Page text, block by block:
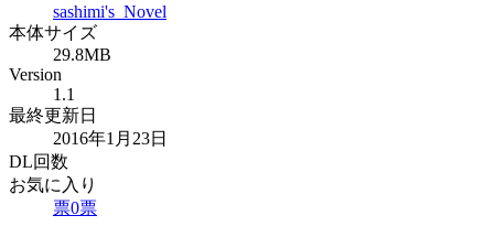
sashimi's_Novel
本体サイズ
29.8MB
Version
1.1
最終更新日
2016年1月23日
DL回数
お気に入り
票0票